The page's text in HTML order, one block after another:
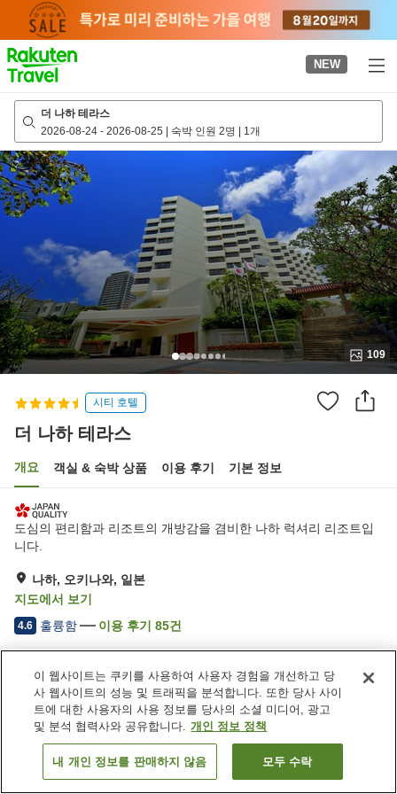
page
NEW
더 나하 테라스
2026-08-24 - 2026-08-25 | 숙박 인원 2명 | 1개
109
시티 호텔
더 나하 테라스
개요 객실 & 숙박 상품 이용 후기 기본 정보
도심의 편리함과 리조트의 개방감을 겸비한 나하 럭셔리 리조트입
니다.
나하, 오키나와, 일본
지도에서 보기
4.6 훌륭함 이용 후기 85건
숙소 편의 시설/서비스
사우나
스파 / 미용실
피트니스 클럽 / 헬스장
레스토랑
일본 오키나와 나하 더 나하 테라스
객실 보기
이 웹사이트는 쿠키를 사용하여 사용자 경험을 개선하고 당
사 웹사이트의 성능 및 트래픽을 분석합니다. 또한 당사 사이
트에 대한 사용자의 사용 정보를 당사의 소셜 미디어, 광고
및 분석 협력사와 공유합니다. 개인 정보 정책
내 개인 정보를 판매하지 않음 모두 수락